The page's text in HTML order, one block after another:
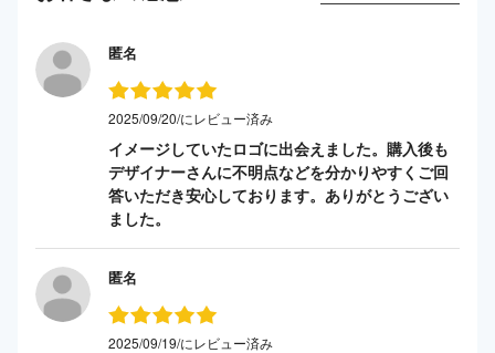
匿名
2025/09/20/にレビュー済み
イメージしていたロゴに出会えました。購入後も
デザイナーさんに不明点などを分かりやすくご回
答いただき安心しております。ありがとうござい
ました。
匿名
2025/09/19/にレビュー済み